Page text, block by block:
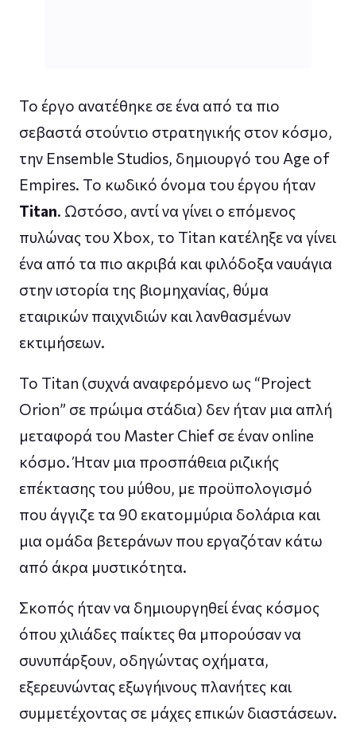
Το έργο ανατέθηκε σε ένα από τα πιο
σεβαστά στούντιο στρατηγικής στον κόσμο,
την Ensemble Studios, δημιουργό του Age of
Empires. Το κωδικό όνομα του έργου ήταν
Titan. Ωστόσο, αντί να γίνει ο επόμενος
πυλώνας του Xbox, το Titan κατέληξε να γίνει
ένα από τα πιο ακριβά και φιλόδοξα ναυάγια
στην ιστορία της βιομηχανίας, θύμα
εταιρικών παιχνιδιών και λανθασμένων
εκτιμήσεων.
Το Titan (συχνά αναφερόμενο ως “Project
Orion” σε πρώιμα στάδια) δεν ήταν μια απλή
μεταφορά του Master Chief σε έναν online
κόσμο. Ήταν μια προσπάθεια ριζικής
επέκτασης του μύθου, με προϋπολογισμό
που άγγιζε τα 90 εκατομμύρια δολάρια και
μια ομάδα βετεράνων που εργαζόταν κάτω
από άκρα μυστικότητα.
Σκοπός ήταν να δημιουργηθεί ένας κόσμος
όπου χιλιάδες παίκτες θα μπορούσαν να
συνυπάρξουν, οδηγώντας οχήματα,
εξερευνώντας εξωγήινους πλανήτες και
συμμετέχοντας σε μάχες επικών διαστάσεων.